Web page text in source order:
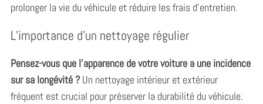
prolonger la vie du véhicule et réduire les frais d’entretien.
L’importance d’un nettoyage régulier
Pensez-vous que l’apparence de votre voiture a une incidence
sur sa longévité ?Un nettoyage intérieur et extérieur
fréquent est crucial pour préserver la durabilité du véhicule.